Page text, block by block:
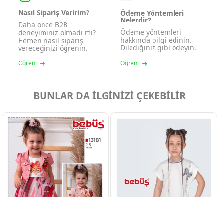
Nasıl Sipariş Veririm?
Daha önce B2B
deneyiminiz olmadı mı?
Hemen nasıl sipariş
vereceğinizi öğrenin.
Öğren
Ödeme Yöntemleri
Nelerdir?
Ödeme yöntemleri
hakkında bilgi edinin.
Dilediğiniz gibi ödeyin.
Öğren
BUNLAR DA İLGİNİZİ ÇEKEBİLİR